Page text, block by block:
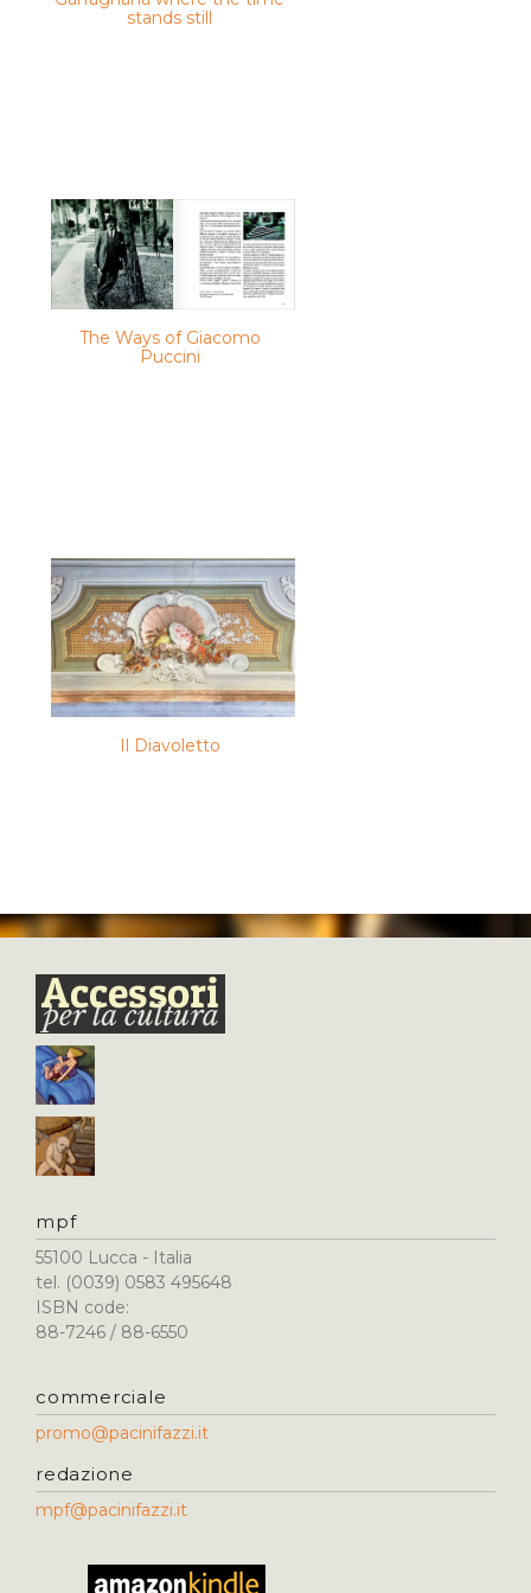
stands still
The Ways of Giacomo
Puccini
Il Diavoletto
mpf
55100 Lucca - Italia
tel. (0039) 0583 495648
ISBN code:
88-7246 / 88-6550
commerciale
promo@pacinifazzi.it
redazione
mpf@pacinifazzi.it